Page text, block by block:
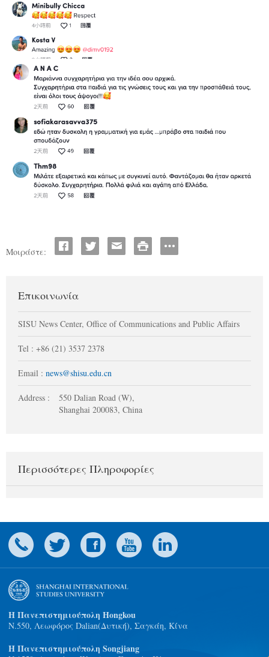
Μοιράστε:
Επικοινωνία
SISU News Center, Office of Communications and Public Affairs
Tel : +86 (21) 3537 2378
Email : news@shisu.edu.cn
Address :
550 Dalian Road (W),
Shanghai 200083, China
Περισσότερες Πληροφορίες
Η Πανεπιστημιούπολη Hongkou
N.550, Λεωφόρος Dalian(Δυτική), Σαγκάη, Κίνα
Η Πανεπιστημιούπολη Songjiang